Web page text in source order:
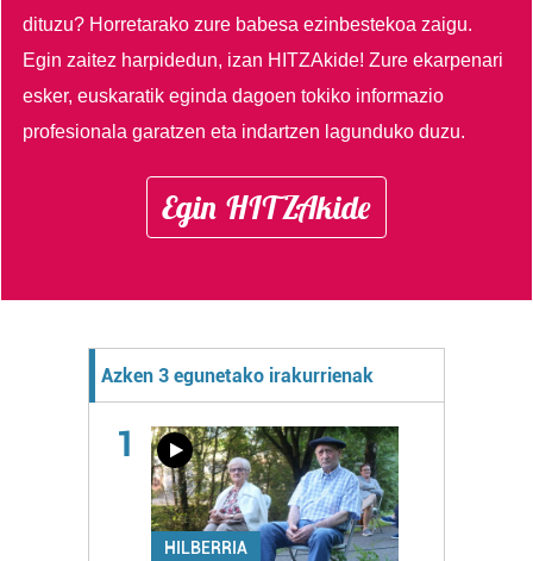
dituzu? Horretarako zure babesa ezinbestekoa zaigu.
Egin zaitez harpidedun, izan HITZAkide!Zure ekarpenari
esker, euskaratik eginda dagoen tokiko informazio
profesionala garatzen eta indartzen lagunduko duzu.
Egin HITZAkide
Azken 3 egunetako irakurrienak
1
HILBERRIA